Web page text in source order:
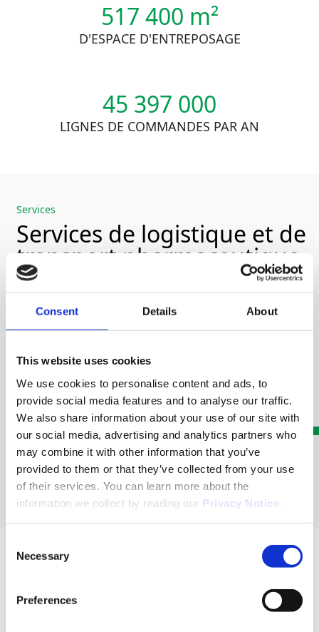
Consent Details About
This website uses cookies
We use cookies to personalise content and ads, to
provide social media features and to analyse our traffic.
We also share information about your use of our site with
our social media, advertising and analytics partners who
may combine it with other information that you’ve
provided to them or that they’ve collected from your use
of their services. You can learn more about the
information we collect by reading our Privacy Notice
Selection
Necessary
Preferences
517 400 m²
D'ESPACE D'ENTREPOSAGE
45 397 000
LIGNES DE COMMANDES PAR AN
Services
Services de logistique et de
transport pharmaceutique
Nos services vont de l’entreposage, à la préparation
des commandes, à la remise au transport ainsi qu’à
Découvrir
Conseil en
logistique
pharmaceutique
En savoir plus En